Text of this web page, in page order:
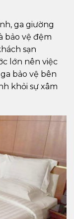
ga giường
bảo vệ đệm
sạn
lớn nên việc
bảo vệ bên
khỏi sự xâm